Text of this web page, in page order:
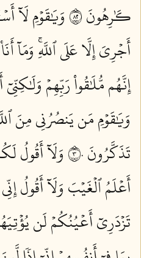
كَٰرِهُونَ ٢٨
وَيَٰقَوۡمِ لَآ
أَجۡرِيَ إِلَّا عَلَى ٱللَّهِۚ وَمَآ
إِنَّهُم مُّلَٰقُواْ رَبِّهِمۡ وَلَٰكِنِّيٓ
وَيَٰقَوۡمِ مَن يَنصُرُنِي مِنَ
تَذَكَّرُونَ ٣٠
وَلَآ أَقُولُ
أَعۡلَمُ ٱلۡغَيۡبَ وَلَآ أَقُولُ
تَزۡدَرِيٓ أَعۡيُنُكُمۡ لَن